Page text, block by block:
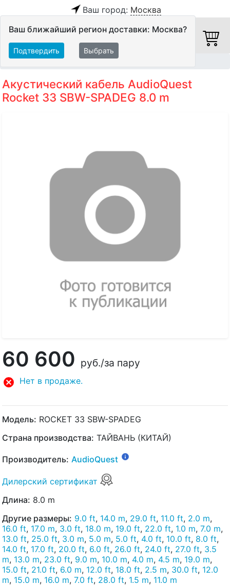
Ваш город: Москва
Ваш ближайший регион доставки: Москва?
Подтвердить Выбрать
Акустический кабель AudioQuest
Rocket 33 SBW-SPADEG 8.0 m
60 600 руб./за пару
Нет в продаже.
Модель: ROCKET 33 SBW-SPADEG
Страна производства: ТАЙВАНЬ (КИТАЙ)
Производитель: AudioQuest
Дилерский сертификат
Длина: 8.0 m
Другие размеры: 9.0 ft, 14.0 m, 29.0 ft, 11.0 ft, 2.0 m,
16.0 ft, 17.0 m, 3.0 ft, 18.0 m, 19.0 ft, 22.0 ft, 1.0 m, 7.0 m,
13.0 ft, 25.0 ft, 3.0 m, 5.0 m, 5.0 ft, 4.0 ft, 10.0 ft, 8.0 ft,
14.0 ft, 17.0 ft, 20.0 ft, 6.0 ft, 26.0 ft, 24.0 ft, 27.0 ft, 3.5
m, 13.0 m, 23.0 ft, 9.0 m, 10.0 m, 4.0 m, 4.5 m, 19.0 m,
15.0 ft, 21.0 ft, 6.0 m, 12.0 ft, 18.0 ft, 2.5 m, 30.0 ft, 12.0
m, 15.0 m, 16.0 m, 7.0 ft, 28.0 ft, 1.5 m, 11.0 m